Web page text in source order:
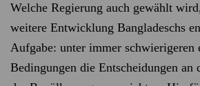
Welche Regierung auch gewählt
weitere Entwicklung Bangladeschs
Aufgabe: unter immer schwierigeren
Bedingungen die Entscheidungen an